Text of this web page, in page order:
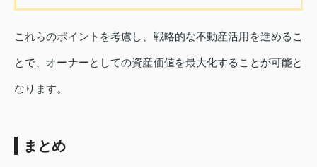
これらのポイントを考慮し、戦略的な不動産活用を進めるこ
とで、オーナーとしての資産価値を最大化することが可能と
なります。
まとめ